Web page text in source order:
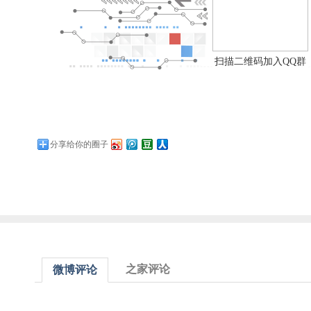
扫描二维码加入QQ群
分享给你的圈子
微博评论 之家评论